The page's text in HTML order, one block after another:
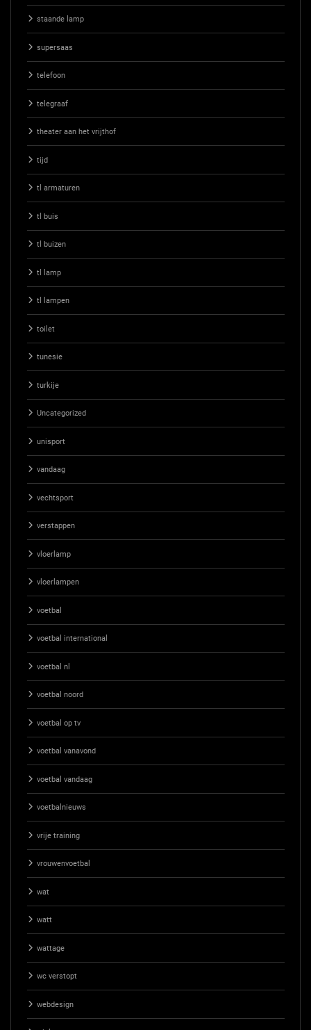
staande lamp
supersaas
telefoon
telegraaf
theater aan het vrijthof
tijd
tl armaturen
tl buis
tl buizen
tl lamp
tl lampen
toilet
tunesie
turkije
Uncategorized
unisport
vandaag
vechtsport
verstappen
vloerlamp
vloerlampen
voetbal
voetbal international
voetbal nl
voetbal noord
voetbal op tv
voetbal vanavond
voetbal vandaag
voetbalnieuws
vrije training
vrouwenvoetbal
wat
watt
wattage
wc verstopt
webdesign